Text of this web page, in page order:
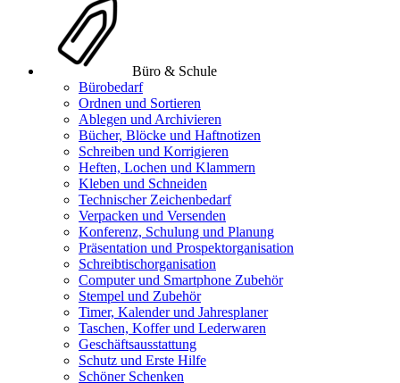
Büro & Schule
Bürobedarf
Ordnen und Sortieren
Ablegen und Archivieren
Bücher, Blöcke und Haftnotizen
Schreiben und Korrigieren
Heften, Lochen und Klammern
Kleben und Schneiden
Technischer Zeichenbedarf
Verpacken und Versenden
Konferenz, Schulung und Planung
Präsentation und Prospektorganisation
Schreibtischorganisation
Computer und Smartphone Zubehör
Stempel und Zubehör
Timer, Kalender und Jahresplaner
Taschen, Koffer und Lederwaren
Geschäftsausstattung
Schutz und Erste Hilfe
Schöner Schenken